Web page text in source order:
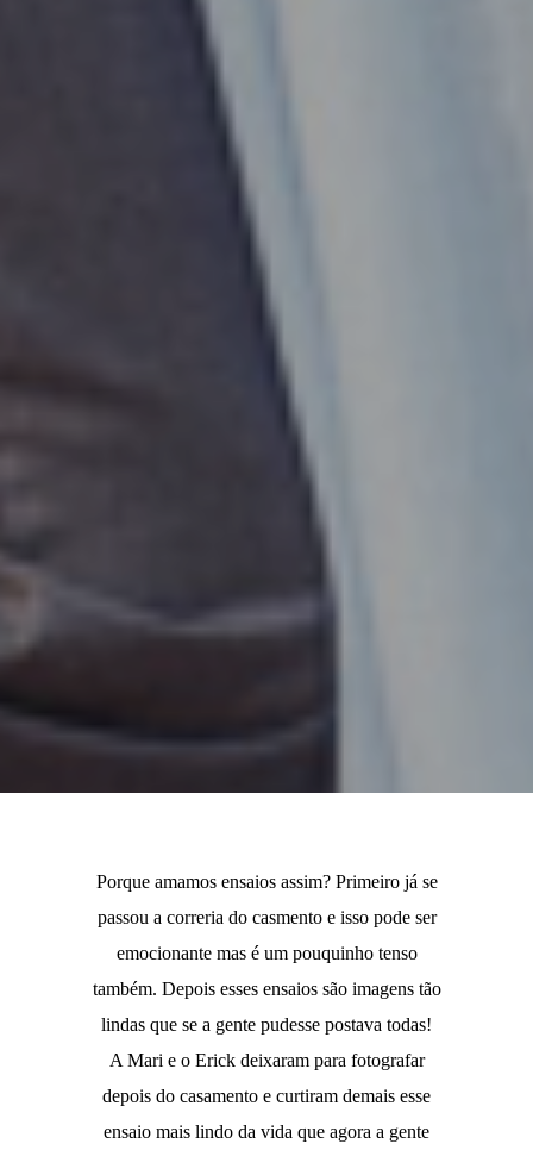
Porque amamos ensaios assim? Primeiro já se
passou a correria do casmento e isso pode ser
emocionante mas é um pouquinho tenso
também. Depois esses ensaios são imagens tão
lindas que se a gente pudesse postava todas!
A Mari e o Erick deixaram para fotografar
depois do casamento e curtiram demais esse
ensaio mais lindo da vida que agora a gente